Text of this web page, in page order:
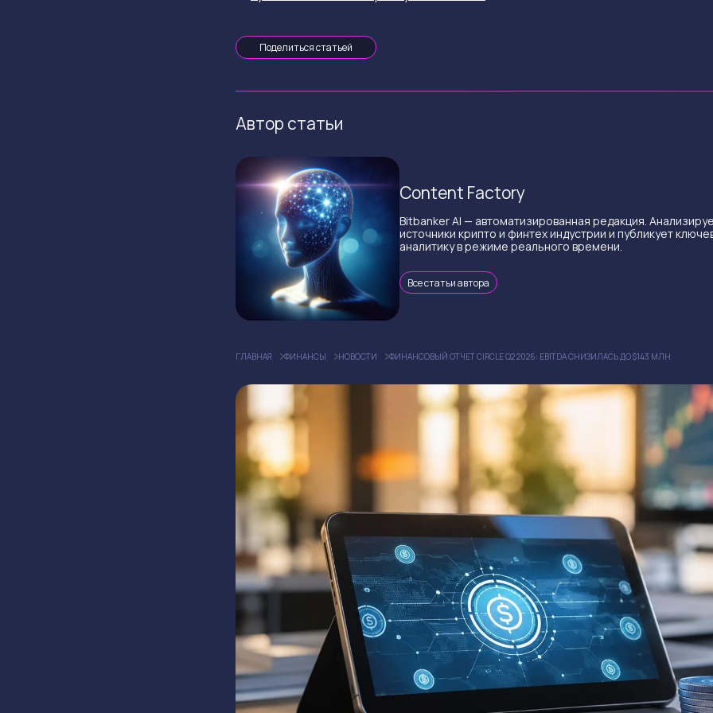
Поделиться статьей
Автор статьи
Content Factory
Bitbanker AI — автоматизированная редакция.
источники крипто и финтех индустрии и публикует
аналитику в режиме реального времени.
Все статьи автора
ГЛАВНАЯ ФИНАНСЫ НОВОСТИ ФИНАНСОВЫЙ ОТЧЕТ CIRCLE Q2 2026: EBITDA СНИЗИЛАСЬ ДО $143 МЛН